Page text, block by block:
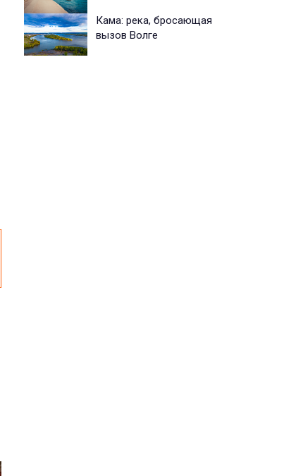
Кама: река, бросающая
вызов Волге